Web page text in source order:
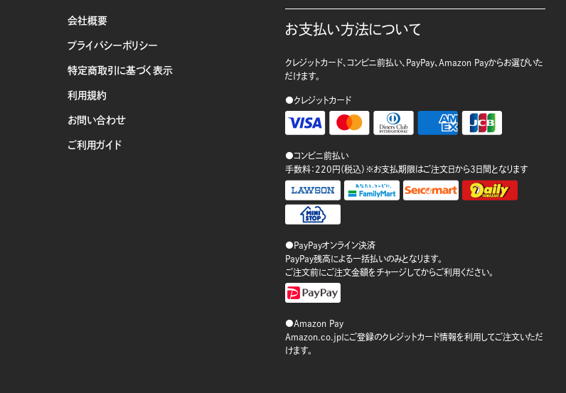
会社概要
プライバシーポリシー
特定商取引に基づく表示
利用規約
お問い合わせ
ご利用ガイド
お支払い方法について
クレジットカード、コンビニ前払い、PayPay、Amazon Payからお選びいた
だけます。
●クレジットカード
●コンビニ前払い
手数料：220円（税込）※お支払期限はご注文日から3日間となります
●PayPayオンライン決済
PayPay残高による一括払いのみとなります。
ご注文前にご注文金額をチャージしてからご利用ください。
●Amazon Pay
Amazon.co.jpにご登録のクレジットカード情報を利用してご注文いただ
けます。